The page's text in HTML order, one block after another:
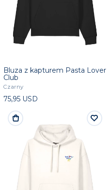
Bluza z kapturem Pasta Lover
Club
Czarny
75,95 USD